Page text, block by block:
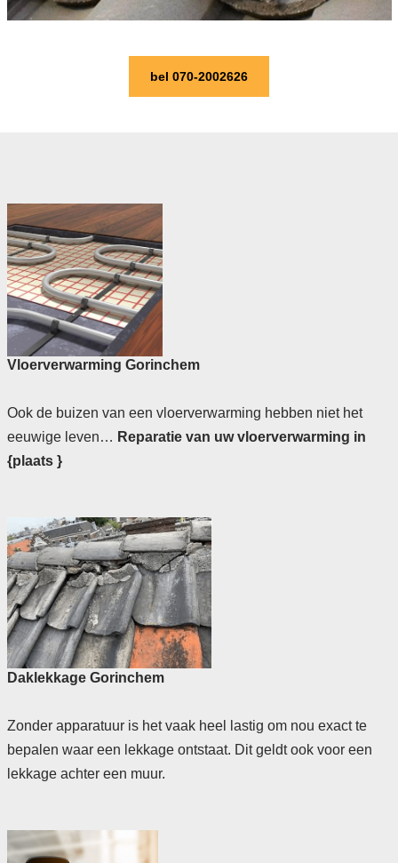
bel 070-2002626
Vloerverwarming Gorinchem
Ook de buizen van een vloerverwarming hebben niet het
eeuwige leven… Reparatie van uw vloerverwarming in
{plaats }
Daklekkage Gorinchem
Zonder apparatuur is het vaak heel lastig om nou exact te
bepalen waar een lekkage ontstaat. Dit geldt ook voor een
lekkage achter een muur.